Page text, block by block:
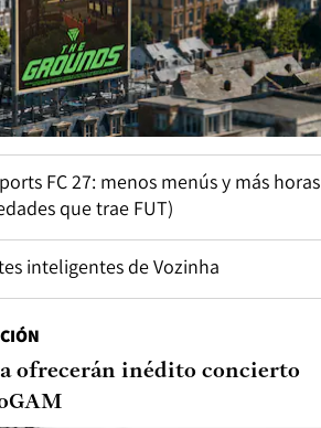
FC 27: menos menús y más horas
que trae FUT)
inteligentes de Vozinha
ofrecerán inédito concierto